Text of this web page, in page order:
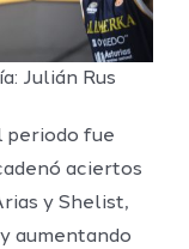
Julián Rus
periodo fue
aciertos
y Shelist,
aumentando